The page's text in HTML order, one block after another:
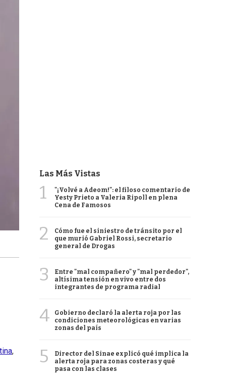
,
Las Más Vistas
1
"¡Volvé a Adeom!": el filoso comentario de
Yesty Prieto a Valeria Ripoll en plena
Cena de Famosos
2
Cómo fue el siniestro de tránsito por el
que murió Gabriel Rossi, secretario
general de Drogas
3
Entre "mal compañero" y "mal perdedor",
altísima tensión en vivo entre dos
integrantes de programa radial
4
Gobierno declaró la alerta roja por las
condiciones meteorológicas en varias
zonas del país
5
Director del Sinae explicó qué implica la
alerta roja para zonas costeras y qué
pasa con las clases